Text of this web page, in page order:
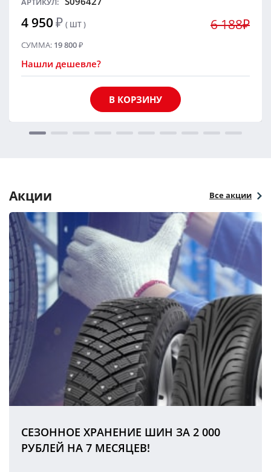
4 950₽ ( ШТ ) 6 188₽
СУММА: 19 800₽
Нашли дешевле?
В КОРЗИНУ
Акции Все акции
СЕЗОННОЕ ХРАНЕНИЕ ШИН ЗА 2 000
РУБЛЕЙ НА 7 МЕСЯЦЕВ!